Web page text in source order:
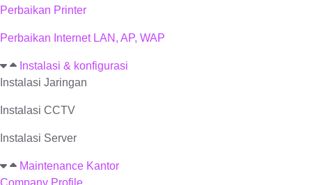
Perbaikan Printer
Perbaikan Internet LAN, AP, WAP
Instalasi & konfigurasi
Instalasi Jaringan
Instalasi CCTV
Instalasi Server
Maintenance Kantor
Company Profile